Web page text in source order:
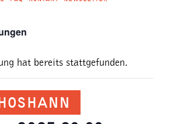
hat bereits stattgefunden.